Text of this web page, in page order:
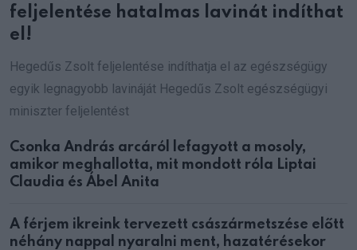
feljelentése hatalmas lavinát indíthat
el!
Hegedűs Zsolt feljelentése indíthatja el az egészségügy
egyik legnagyobb lavináját Hegedűs Zsolt egészségügyi
miniszter feljelentést
Csonka András arcáról lefagyott a mosoly,
amikor meghallotta, mit mondott róla Liptai
Claudia és Ábel Anita
A férjem ikreink tervezett császármetszése előtt
néhány nappal nyaralni ment, hazatérésekor